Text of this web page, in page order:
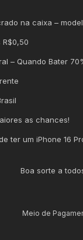
na caixa –
– Quando Bater
as chances!
ter um iPhone 16
Boa sorte a
Meio de